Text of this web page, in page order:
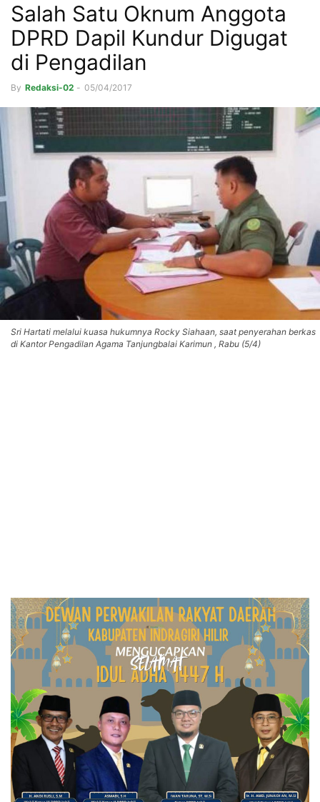
Salah Satu Oknum Anggota
DPRD Dapil Kundur Digugat
di Pengadilan
By Redaksi-02 - 05/04/2017
Sri Hartati melalui kuasa hukumnya Rocky Siahaan, saat penyerahan berkas
di Kantor Pengadilan Agama Tanjungbalai Karimun , Rabu (5/4)